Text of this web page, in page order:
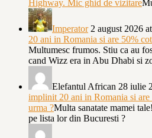
Highway. Mic ghid de vizitare
Imperator2 august 2026
20 ani in Romania si are 50%
Multumesc frumos. Stiu ca au
cand Wizz era in Abu Dhabi si
Elefantul African 28 iulie
implinit 20 ani in Romania si are
urma ?Multa sanatate mamei
pe lista lor din Bucuresti ?